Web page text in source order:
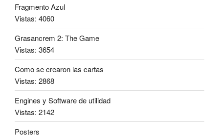
Fragmento Azul
Vistas: 4060
Grasancrem 2: The Game
Vistas: 3654
Como se crearon las cartas
Vistas: 2868
Engines y Software de utilidad
Vistas: 2142
Posters